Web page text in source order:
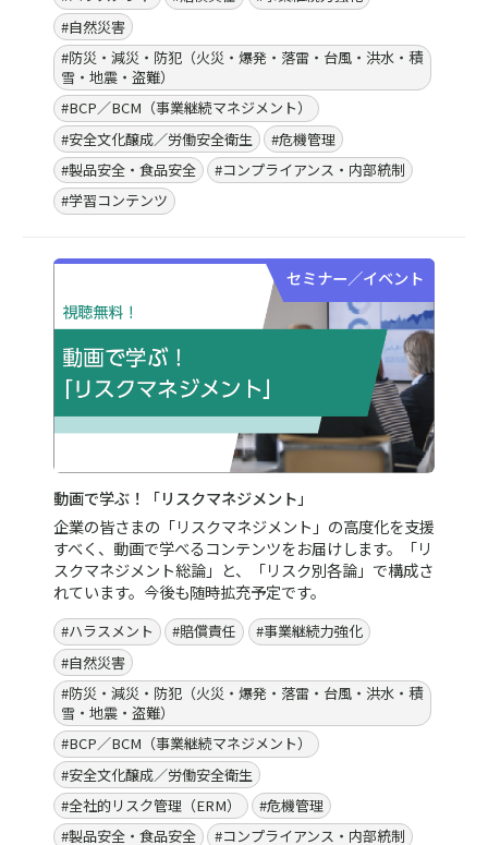
知っておきたいリスク対策のポイントをチェッ
防災・減災・防犯の最新動向やリスク対策のポイントを、コ
ラム／トピックスや専門家のレポート、セミナーでわかりや
すく、詳しくご紹介します。
最新情報を学ぼう。
セミナー／イベント
リスク別各論 ～動画で学ぶ！「リスクマネジメント」
～
企業の皆さまの「リスクマネジメント」の高度化を支援
すべく、動画コンテンツを準備しました。水災などの自
然災害リスクや、賠償責任、ハラスメントや危機管理な
ど事業リスクの基本的な知識を学ぶことができます。
#ハラスメント #賠償責任
#事業継続力強化
#自然災害
#防災・減災・防犯（火災・爆発・落雷・台風・洪水・積
雪・地震・盗難）